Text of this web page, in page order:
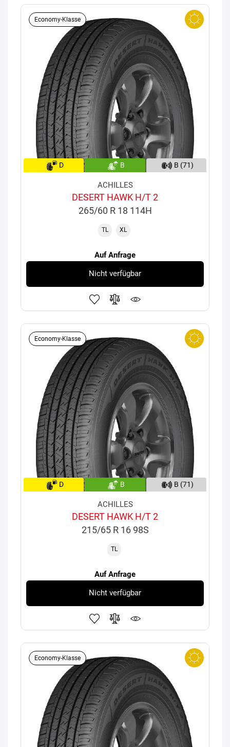
Economy-Klasse
D B B (71)
ACHILLES
DESERT HAWK H/T 2
265/60 R 18 114H
TL XL
Auf Anfrage
Nicht verfügbar
Economy-Klasse
D B B (71)
ACHILLES
DESERT HAWK H/T 2
215/65 R 16 98S
TL
Auf Anfrage
Nicht verfügbar
Economy-Klasse